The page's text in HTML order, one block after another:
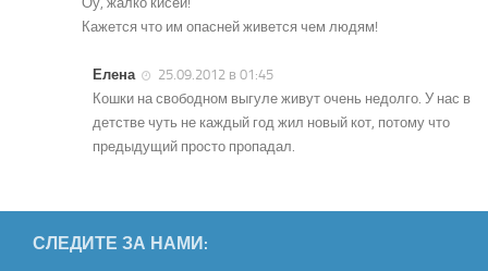
Кажется что им опасней живется чем людям!
Елена
25.09.2012 в 01:45
Кошки на свободном выгуле живут очень недолго. У нас в
детстве чуть не каждый год жил новый кот, потому что
предыдущий просто пропадал.
СЛЕДИТЕ ЗА НАМИ: